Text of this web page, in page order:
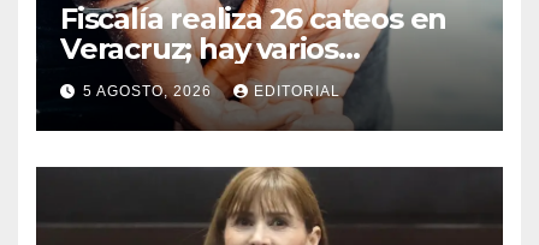
Fiscalía realiza 26 cateos en
Veracruz; hay varios
detenidos
5 AGOSTO, 2026 EDITORIAL